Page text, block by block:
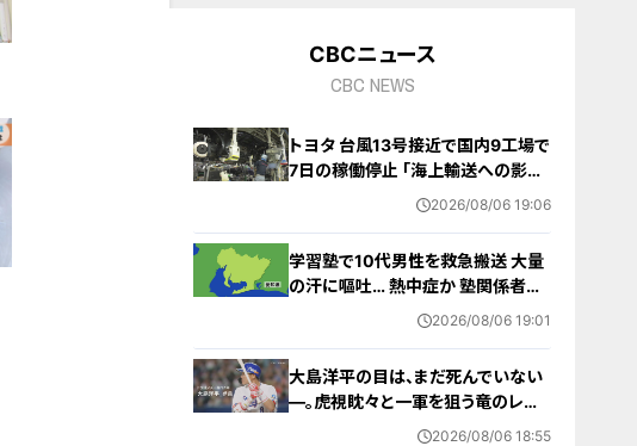
CBCニュース
CBC NEWS
トヨタ 台風13号接近で国内9工場で
7日の稼働停止 ｢海上輸送への影響
を踏まえ判断｣ 夏季連休明けの17日
2026/08/06 19:06
学習塾で10代男性を救急搬送 大量
の汗に嘔吐… 熱中症か 塾関係者が
消防に通報 名古屋 2026/08/06 19:01
大島洋平の目は、まだ死んでいない
―。虎視眈々と一軍を狙う竜のレジ
ェンドが明かした現状とドラゴンズ
2026/08/06 18:55